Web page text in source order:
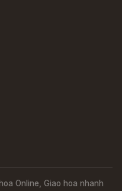
Online, Giao hoa nhanh